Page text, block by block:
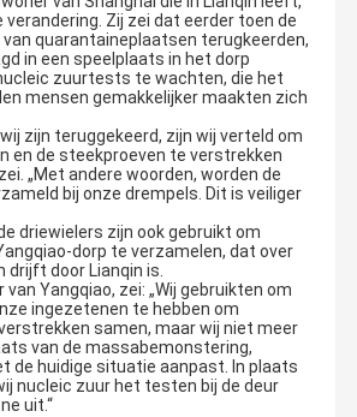
Ons
Nieuws Gevallen
Zij zei dat eerder toen de
quarantaineplaatsen terugkeerden,
in een speelplaats in het dorp
zuurtests te wachten, die het
mensen gemakkelijker maakten zich
zijn teruggekeerd, zijn wij verteld om
en de steekproeven te verstrekken
„Met andere woorden, worden de
bij onze drempels. Dit is veiliger
driewielers zijn ook gebruikt om
dorp te verzamelen, dat over
drijft door Lianqin is.
van Yangqiao, zei: „Wij gebruikten om
ingezetenen te hebben om
samen, maar wij niet meer
van de massabemonstering,
de huidige situatie aanpast. In plaats
nucleic zuur het testen bij de deur
uit.“
zo worden wij „SINCO-technologie“
ons als „gelijkaardig xin ku“. in
„nieuw“: de nieuwste technologie, „ku“
koel eruit.
één jaar, hadden onze producten
dergelijke Euro, Zuid-Amerika, markten
winstkredieten van vele cliënten. Met een
team, geloven wij dat wij de
verlenen om het grootste deel van
te vervullen. Wij zullen voortdurend
beste kwaliteitsproducten van de beste
Bovendien, wij houden een goed
verdelen onmiddellijk goederen om aan
klanten te voldoen. o.k. .lets houden
voortaan. Onthaal aan ISPEED!